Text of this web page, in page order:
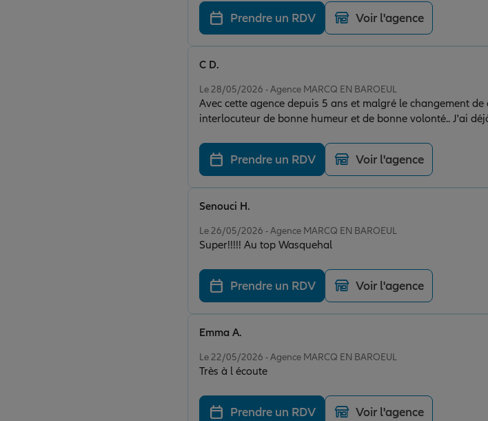
Prendre un RDV Voir l'agence
Le 28/05/2026 - Agence MARCQ EN BAROEUL
Avec cette agence depuis 5 ans et malgré le changement
interlocuteur de bonne humeur et de bonne volonté.. J'ai
C D.
Prendre un RDV Voir l'agence
Le 26/05/2026 - Agence MARCQ EN BAROEUL
Super!!!!! Au top Wasquehal
Senouci H.
Prendre un RDV Voir l'agence
Le 22/05/2026 - Agence MARCQ EN BAROEUL
Très à l écoute
Emma A.
Prendre un RDV Voir l'agence